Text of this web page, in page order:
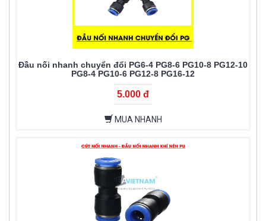
Đầu nối nhanh chuyển đổi PG6-4 PG8-6 PG10-8 PG12-10
PG8-4 PG10-6 PG12-8 PG16-12
5.000 đ
MUA NHANH